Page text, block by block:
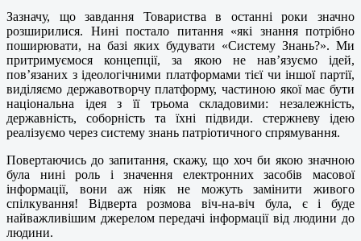
Зазначу, що завдання Товариства в останні роки значно
розширилися. Нині постало питання «які знання потрібно
поширювати, на базі яких будувати «Систему Знань?». Ми
притримуємося концепції, за якою не нав’язуємо ідей,
пов’язаних з ідеологічними платформами тієї чи іншої партії,
виділяємо державотворчу платформу, частиною якої має бути
національна ідея з її трьома складовими: незалежність,
державність, соборність та їхні підвиди. стержневу ідею
реалізуємо через систему знань патріотичного спрямування.
Повертаючись до запитання, скажу, що хоч би якою значною
була нині роль і значення електронних засобів масової
інформації, вони аж ніяк не можуть замінити живого
спілкування! Відверта розмова віч-на-віч була, є і буде
найважливішим джерелом передачі інформації від людини до
людини.